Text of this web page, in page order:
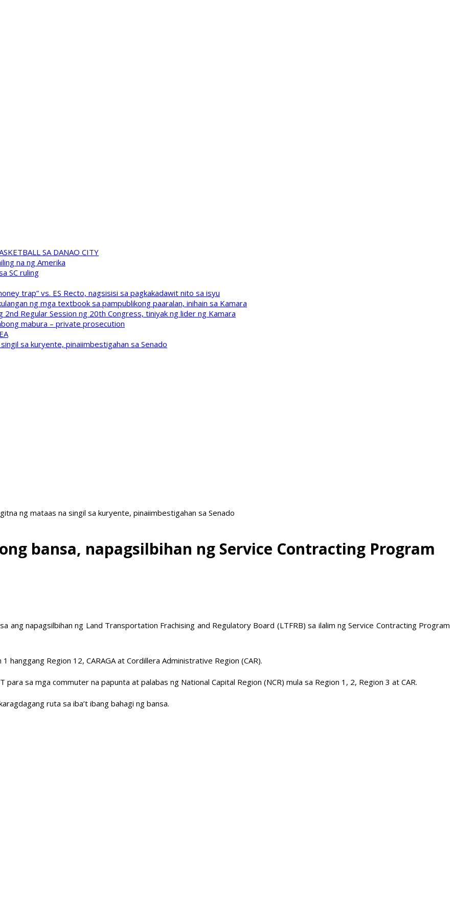
SA DANAO CITY
na ng Amerika
SC ruling
trap” vs. ES Recto, nagsisisi sa pagkakadawit nito sa isyu
ng mga textbook sa pampublikong paaralan, inihain sa Kamara
Regular Session ng 20th Congress, tiniyak ng lider ng Kamara
mabura – private prosecution
sa kuryente, pinaiimbestigahan sa Senado
ng mataas na singil sa kuryente, pinaiimbestigahan sa Senado
bansa, napagsilbihan ng Service Contracting Program
ang napagsilbihan ng Land Transportation Frachising and Regulatory Board (LTFRB) sa ilalim ng Service Contracting Program
Region 12, CARAGA at Cordillera Administrative Region (CAR).
para sa mga commuter na papunta at palabas ng National Capital Region (NCR) mula sa Region 1, 2, Region 3 at CAR.
ruta sa iba’t ibang bahagi ng bansa.